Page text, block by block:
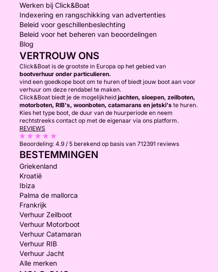
Werken bij Click&Boat
Indexering en rangschikking van advertenties
Beleid voor geschillenbeslechting
Beleid voor het beheren van beoordelingen
Blog
VERTROUW ONS
Click&Boat is de grootste in Europa op het gebied van
bootverhuur onder particulieren.
vind een goedkope boot om te huren of biedt jouw boot aan voor
verhuur om deze rendabel te maken.
Click&Boat biedt je de mogelijkheid jachten, sloepen, zeilboten,
motorboten, RIB's, woonboten, catamarans en jetski's te huren.
Kies het type boot, de duur van de huurperiode en neem
rechtstreeks contact op met de eigenaar via ons platform.
REVIEWS
Beoordeling: 4.9 / 5 berekend op basis van 712391 reviews
BESTEMMINGEN
Griekenland
Kroatië
Ibiza
Palma de mallorca
Frankrijk
Verhuur Zeilboot
Verhuur Motorboot
Verhuur Catamaran
Verhuur RIB
Verhuur Jacht
Alle merken